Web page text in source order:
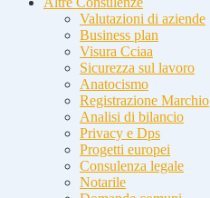
Valutazioni di aziende
Business plan
Visura Cciaa
Sicurezza sul lavoro
Anatocismo
Registrazione Marchio
Analisi di bilancio
Privacy e Dps
Progetti europei
Consulenza legale
Notarile